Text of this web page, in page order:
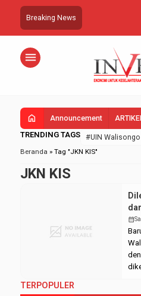
Breaking News
menu
home Announcement
TRENDING TAGS #UIN
Beranda » Tag "JKN KIS"
JKN KIS
calendar_month
TERPOPULER